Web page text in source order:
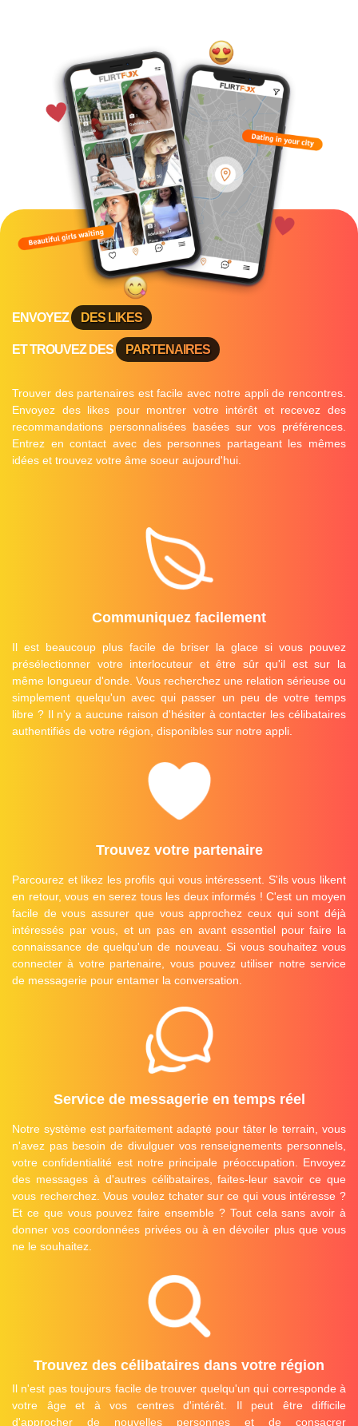
ENVOYEZ DES LIKES
ET TROUVEZ DES PARTENAIRES
Trouver des partenaires est facile avec notre appli de rencontres.
Envoyez des likes pour montrer votre intérêt et recevez des
recommandations personnalisées basées sur vos préférences.
Entrez en contact avec des personnes partageant les mêmes
idées et trouvez votre âme soeur aujourd'hui.
Communiquez facilement
Il est beaucoup plus facile de briser la glace si vous pouvez
présélectionner votre interlocuteur et être sûr qu'il est sur la
même longueur d'onde. Vous recherchez une relation sérieuse ou
simplement quelqu'un avec qui passer un peu de votre temps
libre ? Il n'y a aucune raison d'hésiter à contacter les célibataires
authentifiés de votre région, disponibles sur notre appli.
Trouvez votre partenaire
Parcourez et likez les profils qui vous intéressent. S'ils vous likent
en retour, vous en serez tous les deux informés ! C'est un moyen
facile de vous assurer que vous approchez ceux qui sont déjà
intéressés par vous, et un pas en avant essentiel pour faire la
connaissance de quelqu'un de nouveau. Si vous souhaitez vous
connecter à votre partenaire, vous pouvez utiliser notre service
de messagerie pour entamer la conversation.
Service de messagerie en temps réel
Notre système est parfaitement adapté pour tâter le terrain, vous
n'avez pas besoin de divulguer vos renseignements personnels,
votre confidentialité est notre principale préoccupation. Envoyez
des messages à d'autres célibataires, faites-leur savoir ce que
vous recherchez. Vous voulez tchater sur ce qui vous intéresse ?
Et ce que vous pouvez faire ensemble ? Tout cela sans avoir à
donner vos coordonnées privées ou à en dévoiler plus que vous
ne le souhaitez.
Trouvez des célibataires dans votre région
Il n'est pas toujours facile de trouver quelqu'un qui corresponde à
votre âge et à vos centres d'intérêt. Il peut être difficile
d'approcher de nouvelles personnes et de consacrer